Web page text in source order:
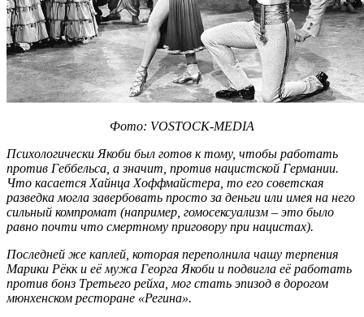
Фото: VOSTOCK-MEDIA
Психологически Якоби был готов к тому, чтобы работать
против Геббельса, а значит, против нацистской Германии.
Что касается Хайнца Хоффмайстера, то его советская
разведка могла завербовать просто за деньги или имея на него
сильный компромат (например, гомосексуализм – это было
равно почти что смертному приговору при нацистах).
Последней же каплей, которая переполнила чашу терпения
Марики Рёкк и её мужа Георга Якоби и подвигла её работать
против бонз Третьего рейха, мог стать эпизод в дорогом
мюнхенском ресторане «Регина».